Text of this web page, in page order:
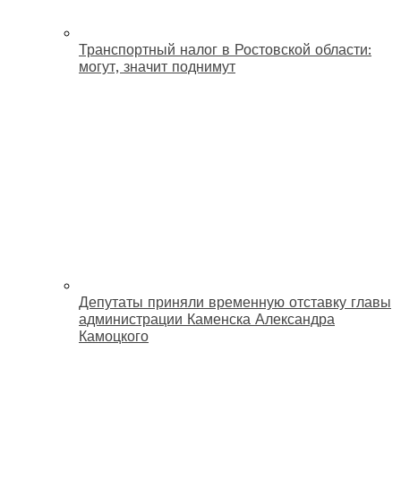
Транспортный налог в Ростовской области:
могут, значит поднимут
Депутаты приняли временную отставку главы
администрации Каменска Александра
Камоцкого